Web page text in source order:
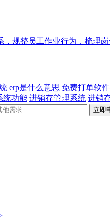
规整员工作业行为，梳理
erp是什么意思 免费打单软件
统功能 进销存管理系统 进销
立即